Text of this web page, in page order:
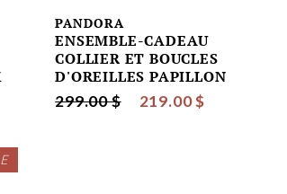
PANDORA
ENSEMBLE-CADEAU
COLLIER ET BOUCLES
D'OREILLES PAPILLON
299.00 $ 219.00 $